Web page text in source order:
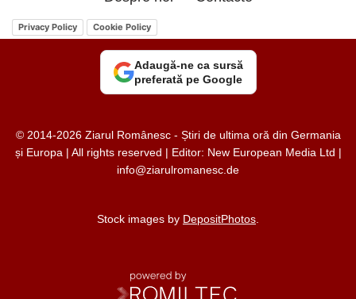
Privacy Policy Cookie Policy
Adaugă-ne ca sursă
preferată pe Google
© 2014-2026 Ziarul Românesc - Știri de ultima oră din Germania
și Europa | All rights reserved | Editor: New European Media Ltd |
info@ziarulromanesc.de
Stock images by DepositPhotos.